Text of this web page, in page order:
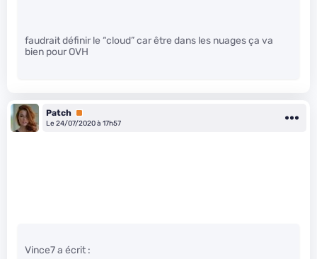
faudrait définir le “cloud” car être dans les nuages ça va
bien pour OVH
Patch Premium
Le 24/07/2020 à 17h57
Vince7 a écrit :